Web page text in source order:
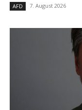
AFD 7. August 2026